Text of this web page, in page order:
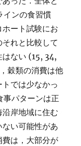
インの食習慣
ート試験にお
れと比較して
はない (15, 34,
穀類の消費は他
では少なかっ
パターンは正
岸地域に住む
い可能性があ
は，大部分が